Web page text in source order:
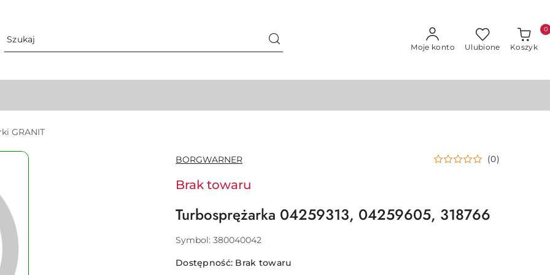
Moje konto Ulubione Koszyk
0
GRANIT
NAZWA
PRODUCENTA:
BORGWARNER (0)
Brak towaru
Turbosprężarka 04259313, 04259605, 318766
Symbol: 380040042
Dostępność: Brak towaru